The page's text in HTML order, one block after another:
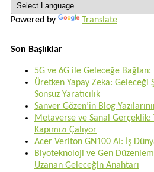
Powered by Translate
Son Başlıklar
5G ve 6G ile Geleceğe Bağlan:
Üretken Yapay Zeka:
Sonsuz Yaratıcılık
Sanver Gözen’in Blog
Metaverse ve Sanal
Kapımızı Çalıyor
Acer Veriton GN100 AI: İş
Biyoteknoloji ve Gen
Uzanan Geleceğin Anahtarı